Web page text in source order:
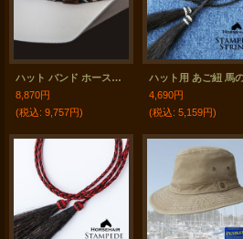
ハット バンド ホースヘアー・ビーズ・ボーン（ブラウン・ブラック）/Hat Band
8,870円
(税込: 9,757円)
4,690円
(税込: 5,159円)